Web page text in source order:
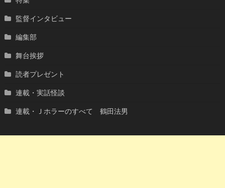
監督インタビュー
編集部
舞台挨拶
読者プレゼント
連載・実話怪談
連載・Ｊホラーのすべて 鶴田法男